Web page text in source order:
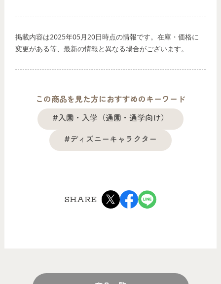
掲載内容は2025年05月20日時点の情報です。在庫・価格に
変更がある等、最新の情報と異なる場合がございます。
この商品を見た方におすすめのキーワード
#入園・入学（通園・通学向け）
#ディズニーキャラクター
SHARE